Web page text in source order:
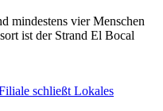
mindestens vier Menschen
ist der Strand El Bocal
Lokales